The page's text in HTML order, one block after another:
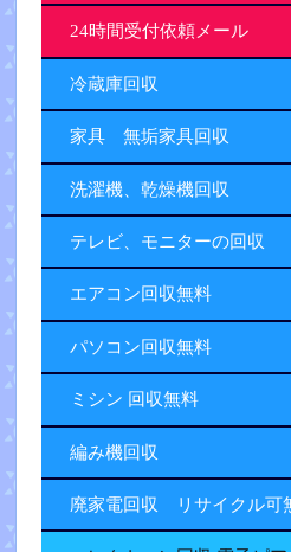
24時間受付依頼メール
冷蔵庫回収
家具 無垢家具回収
洗濯機、乾燥機回収
テレビ、モニターの回収
エアコン回収無料
パソコン回収無料
ミシン 回収無料
編み機回収
廃家電回収 リサイクル可